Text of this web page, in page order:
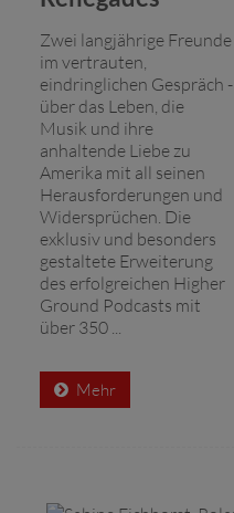
Zwei langjährige Freunde
im vertrauten,
eindringlichen Gespräch -
über das Leben, die
Musik und ihre
anhaltende Liebe zu
Amerika mit all seinen
Herausforderungen und
Widersprüchen. Die
exklusiv und besonders
gestaltete Erweiterung
des erfolgreichen Higher
Ground Podcasts mit
über 350 ...
Mehr